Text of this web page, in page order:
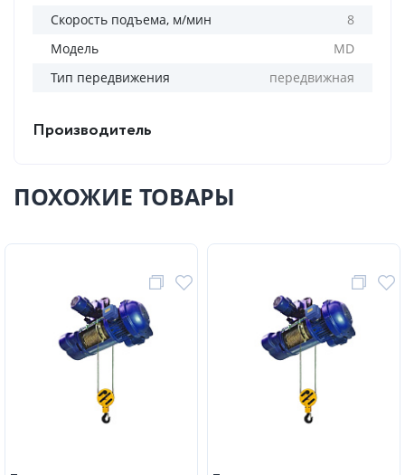
Скорость подъема, м/мин
8
Модель
MD
Тип передвижения
передвижная
Производитель
ПОХОЖИЕ ТОВАРЫ